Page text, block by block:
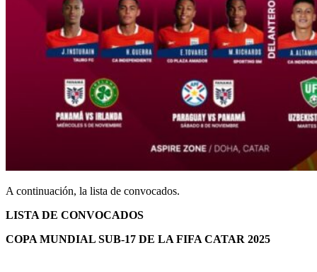
A continuación, la lista de convocados.
LISTA DE CONVOCADOS
COPA MUNDIAL SUB-17 DE LA FIFA CATAR 2025